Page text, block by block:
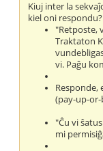
Kiuj inter la
kiel oni respondu?
"Retposte,
Traktaton
vi. Paĝu
Responde,
(pay-up-
"Ĉu vi
mi